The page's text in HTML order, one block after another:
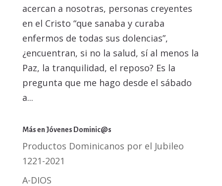
acercan a nosotras, personas creyentes
en el Cristo “que sanaba y curaba
enfermos de todas sus dolencias”,
¿encuentran, si no la salud, sí al menos la
Paz, la tranquilidad, el reposo? Es la
pregunta que me hago desde el sábado
a...
Más en Jóvenes Dominic@s
Productos Dominicanos por el Jubileo
1221-2021
A-DIOS